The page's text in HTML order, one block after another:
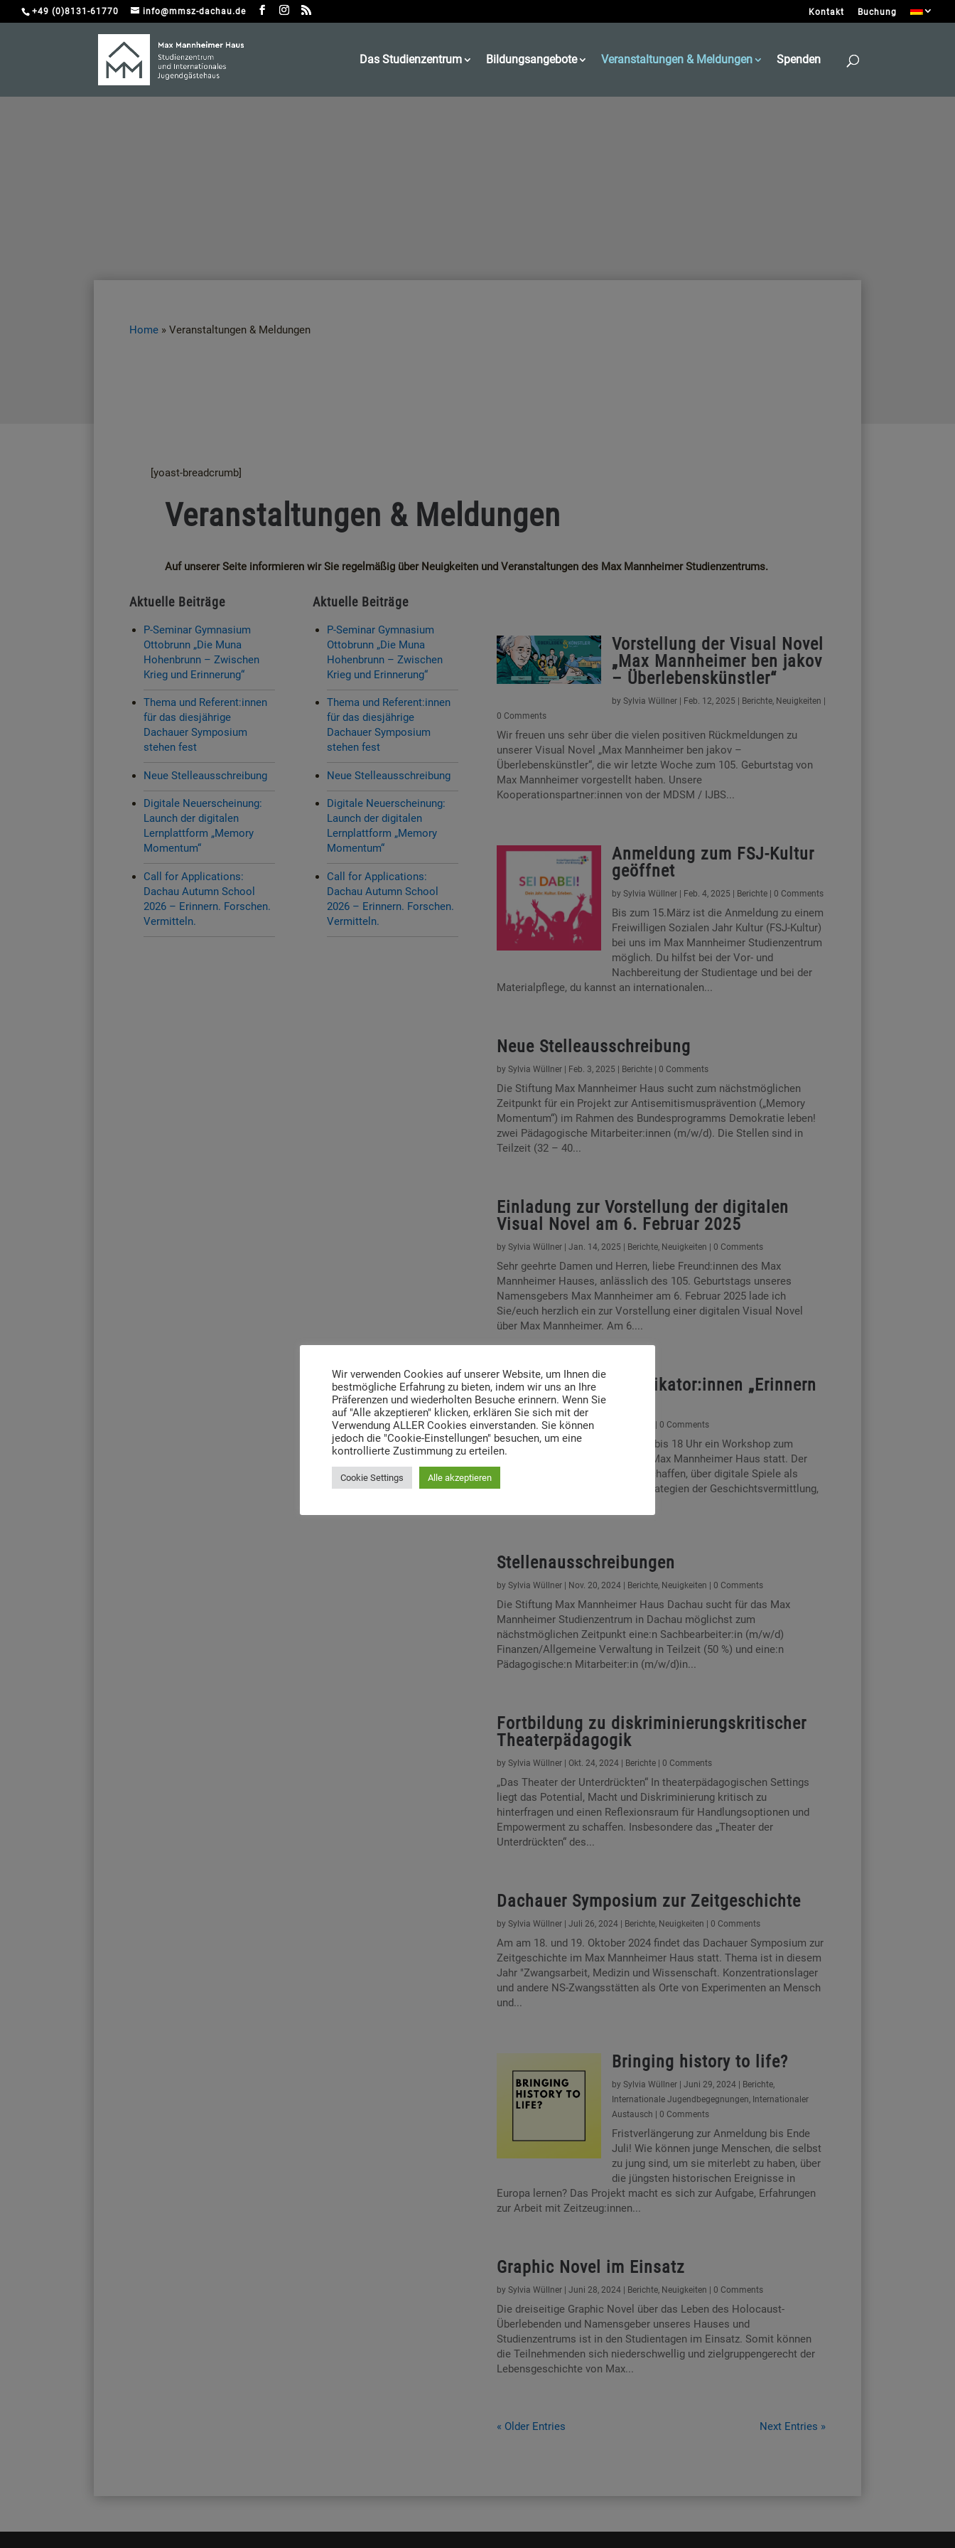
+49 (0)8131-61770 info@mmsz-dachau.de Kontakt Buchung
Das Studienzentrum Bildungsangebote Veranstaltungen & Meldungen Spenden
Home » Veranstaltungen & Meldungen
[yoast-breadcrumb]
Veranstaltungen & Meldungen
Auf unserer Seite informieren wir Sie regelmäßig über Neuigkeiten und Veranstaltungen des Max Mannheimer Studienzentrums.
Aktuelle Beiträge
P-Seminar Gymnasium
Ottobrunn „Die Muna
Hohenbrunn – Zwischen
Krieg und Erinnerung“
Thema und Referent:innen
für das diesjährige
Dachauer Symposium
stehen fest
Neue Stelleausschreibung
Digitale Neuerscheinung:
Launch der digitalen
Lernplattform „Memory
Momentum“
Call for Applications:
Dachau Autumn School
2026 – Erinnern. Forschen.
Vermitteln.
Aktuelle Beiträge
P-Seminar Gymnasium
Ottobrunn „Die Muna
Hohenbrunn – Zwischen
Krieg und Erinnerung“
Thema und Referent:innen
für das diesjährige
Dachauer Symposium
stehen fest
Neue Stelleausschreibung
Digitale Neuerscheinung:
Launch der digitalen
Lernplattform „Memory
Momentum“
Call for Applications:
Dachau Autumn School
2026 – Erinnern. Forschen.
Vermitteln.
Vorstellung der Visual Novel
„Max Mannheimer ben jakov
– Überlebenskünstler“
by Sylvia Wüllner| Feb. 12, 2025 Berichte, Neuigkeiten
0 Comments
Wir freuen uns sehr über die vielen positiven Rückmeldungen zu
unserer Visual Novel „Max Mannheimer ben jakov –
Überlebenskünstler“, die wir letzte Woche zum 105. Geburtstag von
Max Mannheimer vorgestellt haben. Unsere
Kooperationspartner:innen von der MDSM / IJBS...
Anmeldung zum FSJ-Kultur
geöffnet
by Sylvia Wüllner| Feb. 4, 2025 Berichte| 0 Comments
Bis zum 15.März ist die Anmeldung zu einem
Freiwilligen Sozialen Jahr Kultur (FSJ-Kultur)
bei uns im Max Mannheimer Studienzentrum
möglich. Du hilfst bei der Vor- und
Nachbereitung der Studientage und bei der
Materialpflege, du kannst an internationalen...
Neue Stelleausschreibung
by Sylvia Wüllner| Feb. 3, 2025 Berichte| 0 Comments
Die Stiftung Max Mannheimer Haus sucht zum nächstmöglichen
Zeitpunkt für ein Projekt zur Antisemitismusprävention („Memory
Momentum“) im Rahmen des Bundesprogramms Demokratie leben!
zwei Pädagogische Mitarbeiter:innen (m/w/d). Die Stellen sind in
Teilzeit (32 – 40...
Einladung zur Vorstellung der digitalen
Visual Novel am 6. Februar 2025
by Sylvia Wüllner| Jan. 14, 2025 Berichte, Neuigkeiten | 0 Comments
Sehr geehrte Damen und Herren, liebe Freund:innen des Max
Mannheimer Hauses, anlässlich des 105. Geburtstags unseres
Namensgebers Max Mannheimer am 6. Februar 2025 lade ich
Sie/euch herzlich ein zur Vorstellung einer digitalen Visual Novel
über Max Mannheimer. Am 6....
Workshop für Multiplikator:innen „Erinnern
mit Games“
bySylvia Wüllner|Jan. 9, 2025 | 0 Comments
Am 6. Februar 2025 findet von 14 bis 18 Uhr ein Workshop zum
Thema "Erinnern mit Games" im Max Mannheimer Haus statt. Der
Workshop soll einen Überblick schaffen, über digitale Spiele als
relevante Kulturform, typische Strategien der Geschichtsvermittlung,
Stellenausschreibungen
by Sylvia Wüllner| Nov. 20, 2024| Berichte, Neuigkeiten | 0 Comments
Die Stiftung Max Mannheimer Haus Dachau sucht für das Max
Mannheimer Studienzentrum in Dachau möglichst zum
nächstmöglichen Zeitpunkt eine:n Sachbearbeiter:in (m/w/d)
Finanzen/Allgemeine Verwaltung in Teilzeit (50 %) und eine:n
Pädagogische:n Mitarbeiter:in (m/w/d)in...
Fortbildung zu diskriminierungskritischer
Theaterpädagogik
by Sylvia Wüllner| Okt. 24, 2024| Berichte| 0 Comments
„Das Theater der Unterdrückten“ In theaterpädagogischen Settings
liegt das Potential, Macht und Diskriminierung kritisch zu
hinterfragen und einen Reflexionsraum für Handlungsoptionen und
Empowerment zu schaffen. Insbesondere das „Theater der
Unterdrückten“ des...
Dachauer Symposium zur Zeitgeschichte
by Sylvia Wüllner| Juli 26, 2024| Berichte, Neuigkeiten | 0 Comments
Am am 18. und 19. Oktober 2024 findet das Dachauer Symposium zur
Zeitgeschichte im Max Mannheimer Haus statt. Thema ist in diesem
Jahr "Zwangsarbeit, Medizin und Wissenschaft. Konzentrationslager
und andere NS-Zwangsstätten als Orte von Experimenten an Mensch
und...
Bringing history to life?
by Sylvia Wüllner| Juni 29, 2024| Berichte,
Internationale Jugendbegegnungen, Internationaler
Austausch | 0 Comments
Fristverlängerung zur Anmeldung bis Ende
Juli! Wie können junge Menschen, die selbst
zu jung sind, um sie miterlebt zu haben, über
die jüngsten historischen Ereignisse in
Europa lernen? Das Projekt macht es sich zur Aufgabe, Erfahrungen
zur Arbeit mit Zeitzeug:innen...
Graphic Novel im Einsatz
by Sylvia Wüllner| Juni 28, 2024| Berichte, Neuigkeiten | 0 Comments
Die dreiseitige Graphic Novel über das Leben des Holocaust-
Überlebenden und Namensgeber unseres Hauses und
Studienzentrums ist in den Studientagen im Einsatz. Somit können
die Teilnehmenden sich niederschwellig und zielgruppengerecht der
Lebensgeschichte von Max...
« Older Entries Next Entries »
Wir verwenden Cookies auf unserer Website, um Ihnen die
bestmögliche Erfahrung zu bieten, indem wir uns an Ihre
Präferenzen und wiederholten Besuche erinnern. Wenn Sie
auf "Alle akzeptieren" klicken, erklären Sie sich mit der
Verwendung ALLER Cookies einverstanden. Sie können
jedoch die "Cookie-Einstellungen" besuchen, um eine
kontrollierte Zustimmung zu erteilen.
Cookie Settings Alle akzeptieren